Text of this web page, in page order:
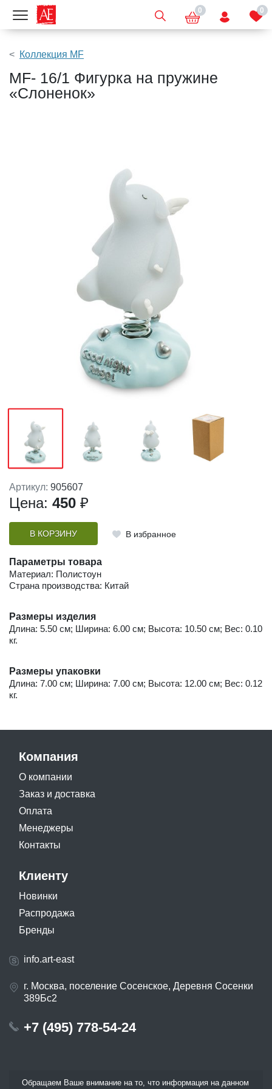
Показать меню 0 0
Коллекция MF
MF- 16/1 Фигурка на пружине
«Слоненок»
Артикул: 905607
Цена: 450 ₽
В КОРЗИНУ В избранное
Параметры товара
Материал: Полистоун
Страна производства: Китай
Размеры изделия
Длина: 5.50 см; Ширина: 6.00 см; Высота: 10.50 см; Вес: 0.10
кг.
Размеры упаковки
Длина: 7.00 см; Ширина: 7.00 см; Высота: 12.00 см; Вес: 0.12
кг.
Компания
О компании
Заказ и доставка
Оплата
Менеджеры
Контакты
Клиенту
Новинки
Распродажа
Бренды
info.art-east
г. Москва, поселение Сосенское, Деревня Сосенки
389Бс2
+7 (495) 778-54-24
Обращаем Ваше внимание на то, что информация на данном